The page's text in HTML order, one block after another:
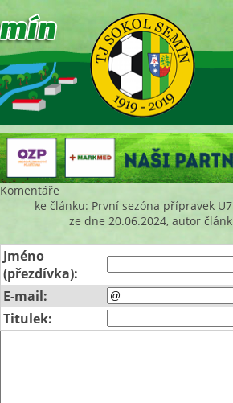
Komentáře
ke článku: První sezóna přípravek
ze dne 20.06.2024, autor
Jméno
(přezdívka):
E-mail:
Titulek: